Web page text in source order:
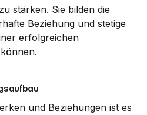
stärken. Sie bilden die
Beziehung und stetige
erfolgreichen
und Beziehungen ist es